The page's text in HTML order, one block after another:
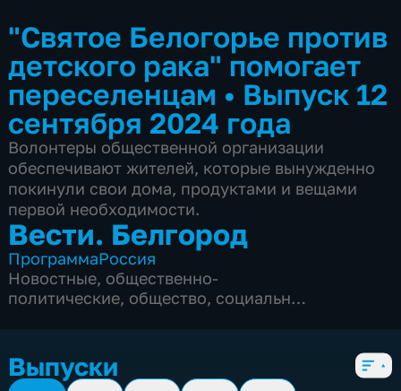
"Святое Белогорье против
детского рака" помогает
переселенцам • Выпуск 12
сентября 2024 года
Волонтеры общественной организации
обеспечивают жителей, которые вынужденно
покинули свои дома, продуктами и вещами
первой необходимости.
Вести. Белгород
ПрограммаРоссия
Новостные, общественно-
политические, общество, социально-
Выпуски